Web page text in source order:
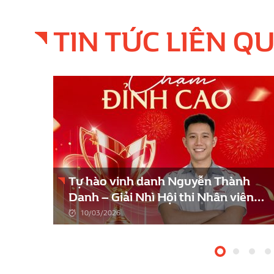
TIN TỨC LIÊN
Tự hào vinh danh Nguyễn Thành
Danh – Giải Nhì Hội thi Nhân viên
Bán hàng Xuất sắc kỳ 102.
10/03/2026